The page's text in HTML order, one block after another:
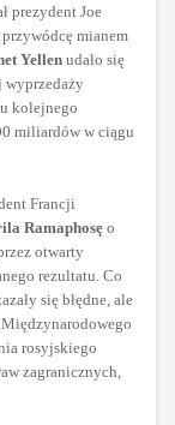
prezydent Joe
mianem
Yellen udało się
wyprzedaży
kolejnego
miliardów w ciągu
Francji
Ramaphosęo
otwarty
rezultatu. Co
się błędne, ale
rosyjskiego
zagranicznych,